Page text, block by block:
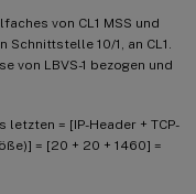
von CL1 MSS und
Schnittstelle 10/1, an CL1.
von LBVS-1 bezogen und
= [IP-Header + TCP-
= [20 + 20 + 1460] =